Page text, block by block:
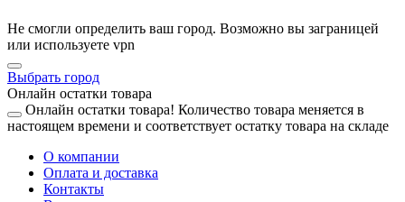
Не смогли определить ваш город. Возможно вы заграницей
или используете vpn
Выбрать город
Онлайн остатки товара
Онлайн остатки товара! Количество товара меняется в
настоящем времени и соответствует остатку товара на складе
О компании
Оплата и доставка
Контакты